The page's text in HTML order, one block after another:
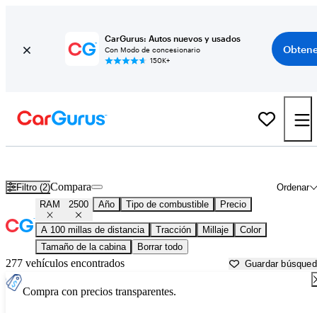
CarGurus: Autos nuevos y usados
Con Modo de concesionario
150K+
Filtro (2) Ordenar
Compara
RAM 2500 Año Tipo de combustible Precio
A 100 millas de distancia Tracción Millaje
Color
Tamaño de la cabina
Borrar todo
277 vehículos encontrados Guardar
Compra con precios transparentes.